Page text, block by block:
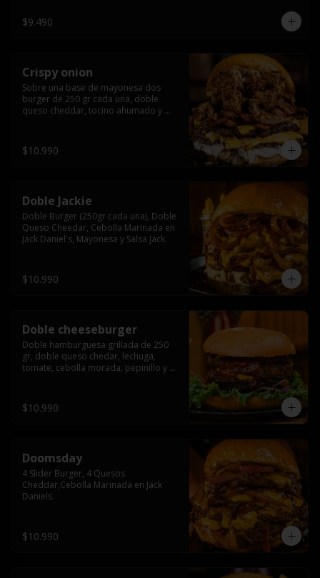
$9.490
Crispy onion
Sobre una base de mayonesa dos
burger de 250 gr cada una, doble
queso cheddar, tocino ahumado y
$10.990
Doble Jackie
Doble Burger (250gr cada una), Doble
Queso Cheedar, Cebolla Marinada en
Jack Daniel's, Mayonesa y Salsa Jack.
$10.990
Doble cheeseburger
Doble hamburguesa grillada de 250
gr, doble queso chedar, lechuga,
tomate, cebolla morada, pepinillo y
$10.990
Doomsday
4 Slider Burger, 4 Quesos
Cheddar,Cebolla Marinada en Jack
Daniels.
$10.990